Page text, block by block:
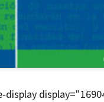
display